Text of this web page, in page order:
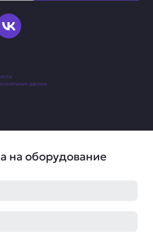
данных
на оборудование